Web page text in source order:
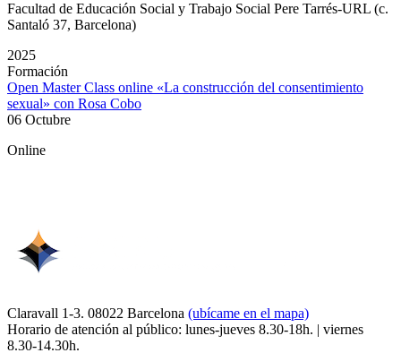
Facultad de Educación Social y Trabajo Social Pere Tarrés-URL (c.
Santaló 37, Barcelona)
2025
Formación
Open Master Class online «La construcción del consentimiento
sexual» con Rosa Cobo
06 Octubre
Online
Claravall 1-3. 08022 Barcelona (ubícame en el mapa)
Horario de atención al público: lunes-jueves 8.30-18h. | viernes
8.30-14.30h.